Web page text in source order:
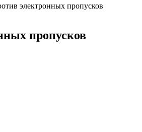
электронных пропусков
пропусков